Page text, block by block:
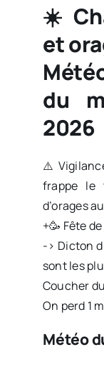
☀️
et
du
2026
⚠️
frappe le
d’orages
+🥳 Fête
-> Dicton
sont les
Coucher
On perd 1
Météo